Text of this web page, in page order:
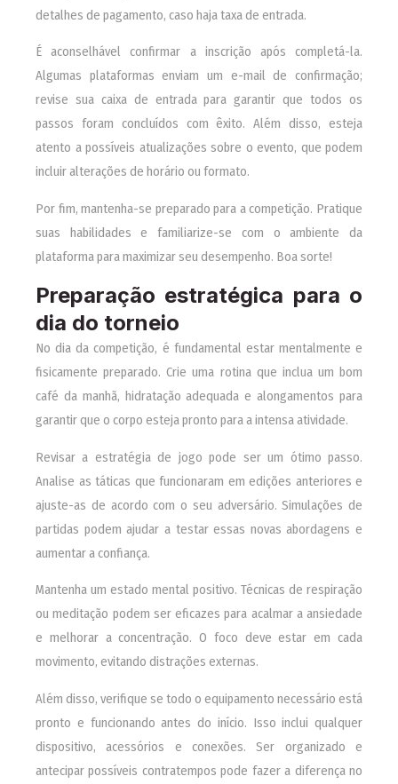
detalhes de pagamento, caso haja taxa de entrada.
É aconselhável confirmar a inscrição após completá-la.
Algumas plataformas enviam um e-mail de confirmação;
revise sua caixa de entrada para garantir que todos os
passos foram concluídos com êxito. Além disso, esteja
atento a possíveis atualizações sobre o evento, que podem
incluir alterações de horário ou formato.
Por fim, mantenha-se preparado para a competição. Pratique
suas habilidades e familiarize-se com o ambiente da
plataforma para maximizar seu desempenho. Boa sorte!
Preparação estratégica para o
dia do torneio
No dia da competição, é fundamental estar mentalmente e
fisicamente preparado. Crie uma rotina que inclua um bom
café da manhã, hidratação adequada e alongamentos para
garantir que o corpo esteja pronto para a intensa atividade.
Revisar a estratégia de jogo pode ser um ótimo passo.
Analise as táticas que funcionaram em edições anteriores e
ajuste-as de acordo com o seu adversário. Simulações de
partidas podem ajudar a testar essas novas abordagens e
aumentar a confiança.
Mantenha um estado mental positivo. Técnicas de respiração
ou meditação podem ser eficazes para acalmar a ansiedade
e melhorar a concentração. O foco deve estar em cada
movimento, evitando distrações externas.
Além disso, verifique se todo o equipamento necessário está
pronto e funcionando antes do início. Isso inclui qualquer
dispositivo, acessórios e conexões. Ser organizado e
antecipar possíveis contratempos pode fazer a diferença no